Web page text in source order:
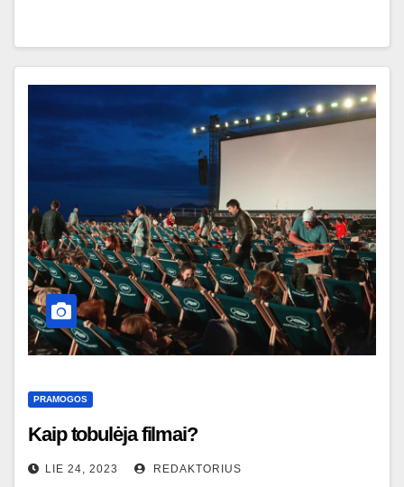
PRAMOGOS
Kaip tobulėja filmai?
LIE 24, 2023 REDAKTORIUS